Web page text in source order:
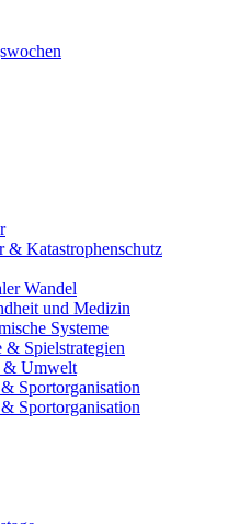
& Katastrophenschutz
Wandel
und Medizin
Systeme
& Spielstrategien
& Umwelt
Sportorganisation
Sportorganisation